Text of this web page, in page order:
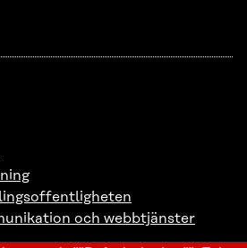
och webbtjänster